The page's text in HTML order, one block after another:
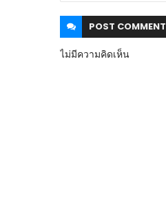
POST COMMENT
ไม่มีความคิดเห็น